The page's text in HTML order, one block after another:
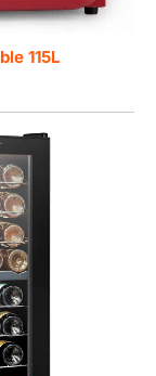
115L